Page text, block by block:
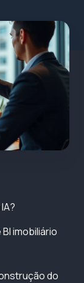
imobiliário
do